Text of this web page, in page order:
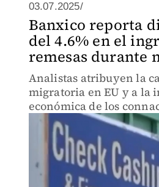
03.07.2025/
Banxico reporta
del 4.6% en el
remesas durante
Analistas atribuyen la
migratoria en EU y a la
económica de los